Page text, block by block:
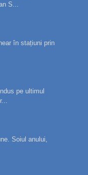
S...
în stațiuni prin
pe ultimul
Soiul anului,